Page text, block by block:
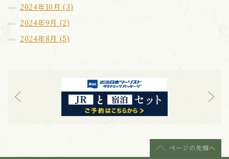
2024年10月 (3)
2024年9月 (2)
2024年8月 (5)
ページの先頭へ